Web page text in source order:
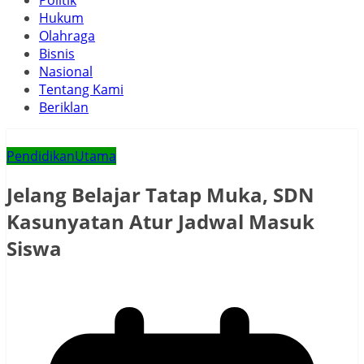
Hukum
Olahraga
Bisnis
Nasional
Tentang Kami
Beriklan
PendidikanUtama
Jelang Belajar Tatap Muka, SDN
Kasunyatan Atur Jadwal Masuk
Siswa